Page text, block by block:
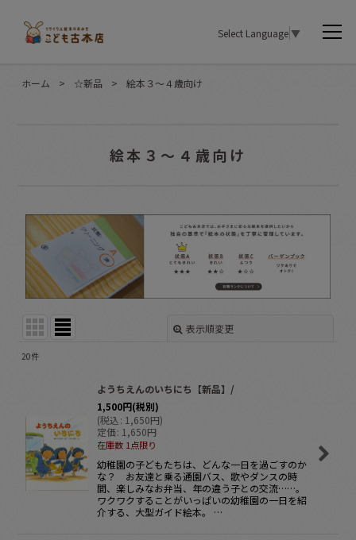
Select Language▼
ホーム > ☆新品 > 絵本３〜４歳向け
絵本３〜４歳向け
表示順変更
絞り込む
20件
ようちえんのいちにち【新品】/
1,500円(税別)
(税込: 1,650円)
定価: 1,650円
在庫数 1点限り
幼稚園の子どもたちは、どんな一日を過ごすのか
な？ お友達と乗る通園バス、歌やダンスの時
間、楽しみなお弁当、年の違う子との交流……。
ワクワクすることがいっぱいの幼稚園の一日を紹
介する、大型ガイド絵本。 …